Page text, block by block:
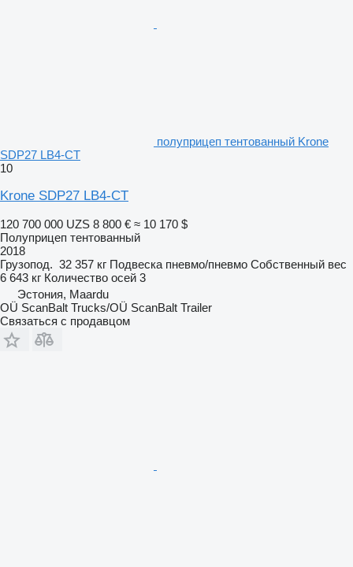
полуприцеп тентованный Krone
SDP27 LB4-CT
10
Krone SDP27 LB4-CT
120 700 000 UZS 8 800 € ≈ 10 170 $
Полуприцеп тентованный
2018
Грузопод. 32 357 кг Подвеска пневмо/пневмо Собственный вес
6 643 кг Количество осей 3
Эстония, Maardu
OÜ ScanBalt Trucks/OÜ ScanBalt Trailer
Связаться с продавцом